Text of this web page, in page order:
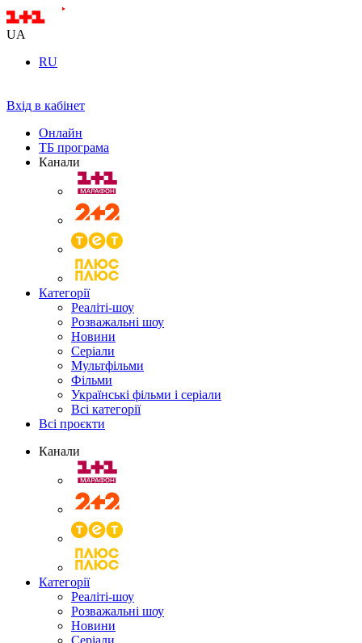
UA
RU
Вхід в кабінет
Онлайн
ТБ програма
Канали
Категорії
Реаліті-шоу
Розважальні шоу
Новини
Серіали
Мультфільми
Фільми
Українські фільми і серіали
Всі категорії
Всі проєкти
Канали
Категорії
Реаліті-шоу
Розважальні шоу
Новини
Серіали